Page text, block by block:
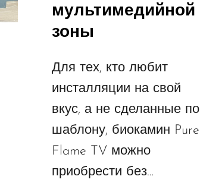
мультимедийной
зоны
Для тех, кто любит
инсталляции на свой
вкус, а не сделанные по
шаблону, биокамин Pure
Flame TV можно
приобрести без…